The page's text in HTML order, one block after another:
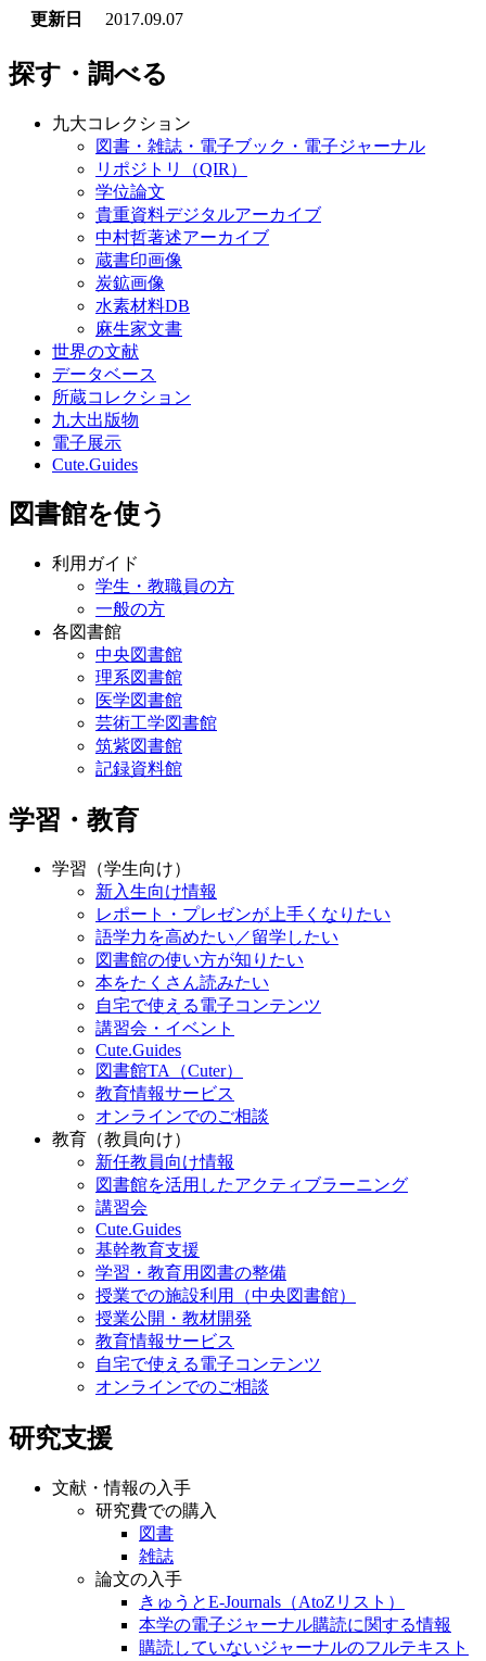
更新日
2017.09.07
探す・調べる
九大コレクション
図書・雑誌・電子ブック・電子ジャーナル
リポジトリ（QIR）
学位論文
貴重資料デジタルアーカイブ
中村哲著述アーカイブ
蔵書印画像
炭鉱画像
水素材料DB
麻生家文書
世界の文献
データベース
所蔵コレクション
九大出版物
電子展示
Cute.Guides
図書館を使う
利用ガイド
学生・教職員の方
一般の方
各図書館
中央図書館
理系図書館
医学図書館
芸術工学図書館
筑紫図書館
記録資料館
学習・教育
学習（学生向け）
新入生向け情報
レポート・プレゼンが上手くなりたい
語学力を高めたい／留学したい
図書館の使い方が知りたい
本をたくさん読みたい
自宅で使える電子コンテンツ
講習会・イベント
Cute.Guides
図書館TA（Cuter）
教育情報サービス
オンラインでのご相談
教育（教員向け）
新任教員向け情報
図書館を活用したアクティブラーニング
講習会
Cute.Guides
基幹教育支援
学習・教育用図書の整備
授業での施設利用（中央図書館）
授業公開・教材開発
教育情報サービス
自宅で使える電子コンテンツ
オンラインでのご相談
研究支援
文献・情報の入手
研究費での購入
図書
雑誌
論文の入手
きゅうとE-Journals（AtoZリスト）
本学の電子ジャーナル購読に関する情報
購読していないジャーナルのフルテキスト